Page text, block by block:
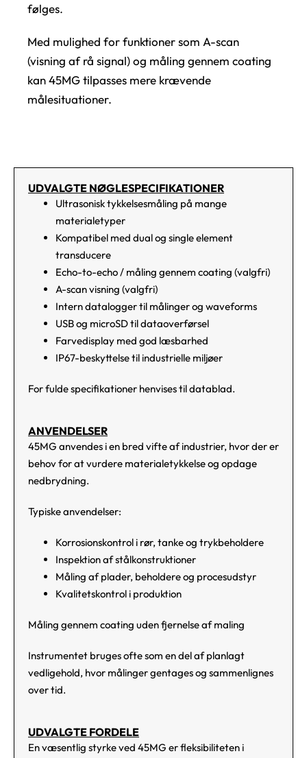
følges.
Med mulighed for funktioner som A-scan
(visning af rå signal) og måling gennem coating
kan 45MG tilpasses mere krævende
målesituationer.
UDVALGTE NØGLESPECIFIKATIONER
Ultrasonisk tykkelsesmåling på mange
materialetyper
Kompatibel med dual og single element
transducere
Echo-to-echo / måling gennem coating (valgfri)
A-scan visning (valgfri)
Intern datalogger til målinger og waveforms
USB og microSD til dataoverførsel
Farvedisplay med god læsbarhed
IP67-beskyttelse til industrielle miljøer
For fulde specifikationer henvises til datablad.
ANVENDELSER
45MG anvendes i en bred vifte af industrier, hvor der er
behov for at vurdere materialetykkelse og opdage
nedbrydning.
Typiske anvendelser:
Korrosionskontrol i rør, tanke og trykbeholdere
Inspektion af stålkonstruktioner
Måling af plader, beholdere og procesudstyr
Kvalitetskontrol i produktion
Måling gennem coating uden fjernelse af maling
Instrumentet bruges ofte som en del af planlagt
vedligehold, hvor målinger gentages og sammenlignes
over tid.
UDVALGTE FORDELE
En væsentlig styrke ved 45MG er fleksibiliteten i